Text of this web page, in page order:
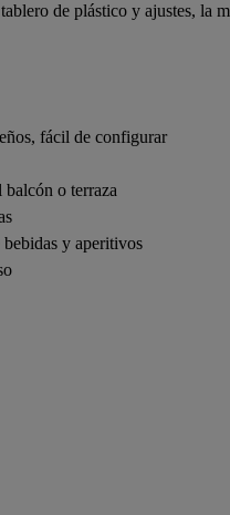
de plástico y ajustes, la
fácil de configurar
o terraza
y aperitivos